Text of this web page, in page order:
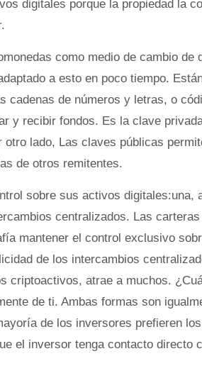
digitales porque la propiedad la
como medio de cambio de
a esto en poco tiempo.
cadenas de números y letras, o
y recibir fondos. Es la clave
lado, Las claves públicas
de otros remitentes.
sobre sus activos digitales:una,
centralizados. Las carteras
mantener el control exclusivo
de los intercambios
criptoactivos, atrae a muchos.
de ti. Ambas formas son
de los inversores prefieren los
el inversor tenga contacto directo